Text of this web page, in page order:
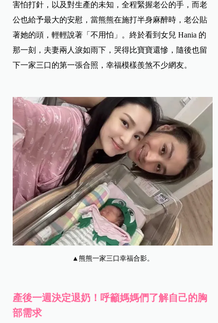
害怕打針，以及對生產的未知，全程緊握老公的手，而老
公也給予最大的安慰，當熊熊在施打半身麻醉時，老公貼
著她的頭，輕輕說著「不用怕」。終於看到女兒 Hania 的
那一刻，夫妻兩人淚如雨下，哭得比寶寶還慘，隨後也留
下一家三口的第一張合照，幸福模樣羨煞不少網友。
▲熊熊一家三口幸福合影。
產後一週決定退奶！呼籲媽媽們了解自己的胸
部需求